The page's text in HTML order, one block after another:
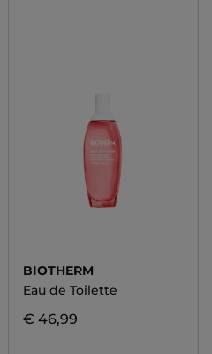
BIOTHERM
Eau de Toilette
€ 46,99